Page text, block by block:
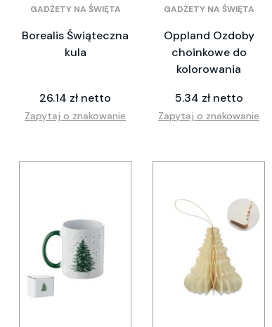
GADŻETY NA ŚWIĘTA
Borealis Świąteczna
kula
26.14 zł netto
Zapytaj o znakowanie
GADŻETY NA ŚWIĘTA
Oppland Ozdoby
choinkowe do
kolorowania
5.34 zł netto
Zapytaj o znakowanie